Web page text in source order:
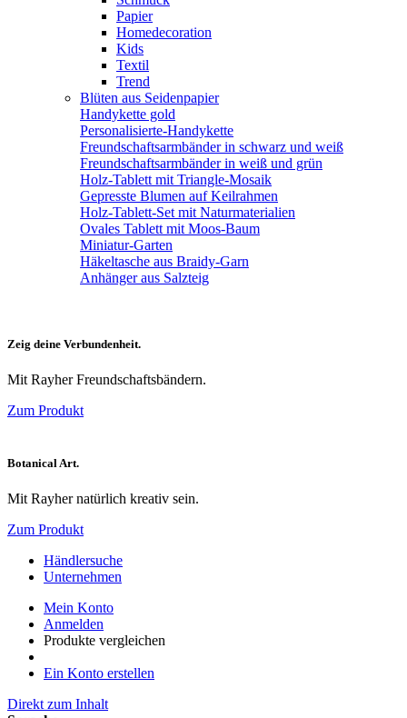
Papier
Homedecoration
Kids
Textil
Trend
Blüten aus Seidenpapier
Handykette gold
Personalisierte-Handykette
Freundschaftsarmbänder in schwarz und weiß
Freundschaftsarmbänder in weiß und grün
Holz-Tablett mit Triangle-Mosaik
Gepresste Blumen auf Keilrahmen
Holz-Tablett-Set mit Naturmaterialien
Ovales Tablett mit Moos-Baum
Miniatur-Garten
Häkeltasche aus Braidy-Garn
Anhänger aus Salzteig
Zeig deine Verbundenheit.
Mit Rayher Freundschaftsbändern.
Zum Produkt
Botanical Art.
Mit Rayher natürlich kreativ sein.
Zum Produkt
Händlersuche
Unternehmen
Mein Konto
Anmelden
Produkte vergleichen
Ein Konto erstellen
Direkt zum Inhalt